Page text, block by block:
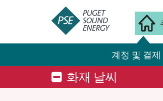
계정 및 결제
화재 날씨